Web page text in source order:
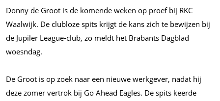
Donny de Groot is de komende weken op proef bij RKC
Waalwijk. De clubloze spits krijgt de kans zich te bewijzen bij
de Jupiler League-club, zo meldt het Brabants Dagblad
woesndag.
De Groot is op zoek naar een nieuwe werkgever, nadat hij
deze zomer vertrok bij Go Ahead Eagles. De spits keerde